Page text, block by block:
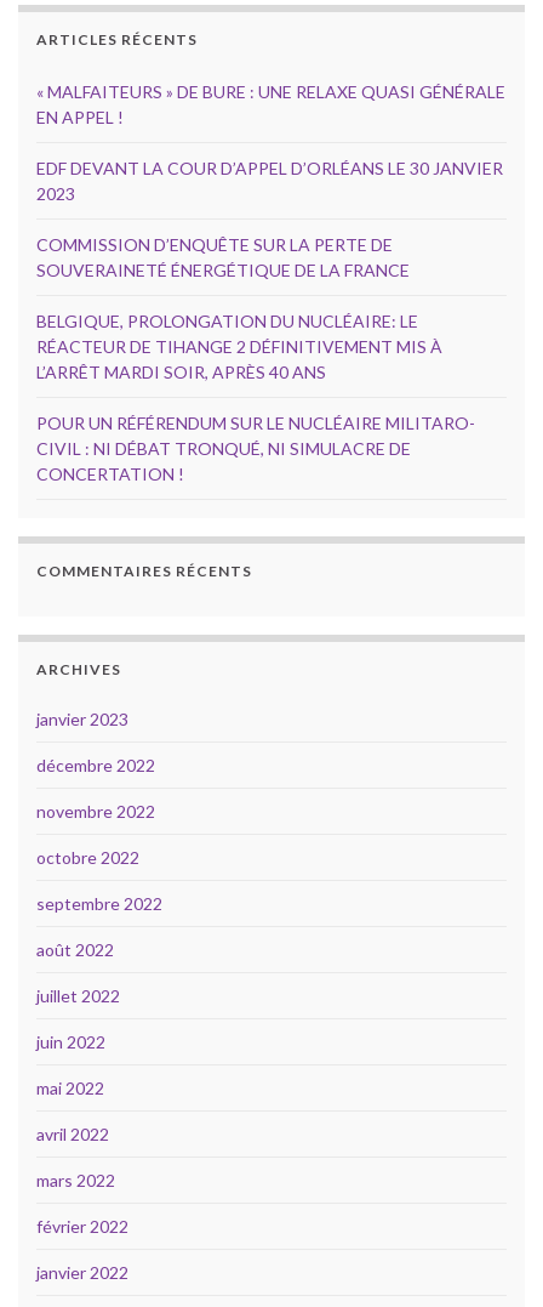
ARTICLES RÉCENTS
« MALFAITEURS » DE BURE : UNE RELAXE QUASI GÉNÉRALE
EN APPEL !
EDF DEVANT LA COUR D’APPEL D’ORLÉANS LE 30 JANVIER
2023
COMMISSION D’ENQUÊTE SUR LA PERTE DE
SOUVERAINETÉ ÉNERGÉTIQUE DE LA FRANCE
BELGIQUE, PROLONGATION DU NUCLÉAIRE: LE
RÉACTEUR DE TIHANGE 2 DÉFINITIVEMENT MIS À
L’ARRÊT MARDI SOIR, APRÈS 40 ANS
POUR UN RÉFÉRENDUM SUR LE NUCLÉAIRE MILITARO-
CIVIL : NI DÉBAT TRONQUÉ, NI SIMULACRE DE
CONCERTATION !
COMMENTAIRES RÉCENTS
ARCHIVES
janvier 2023
décembre 2022
novembre 2022
octobre 2022
septembre 2022
août 2022
juillet 2022
juin 2022
mai 2022
avril 2022
mars 2022
février 2022
janvier 2022